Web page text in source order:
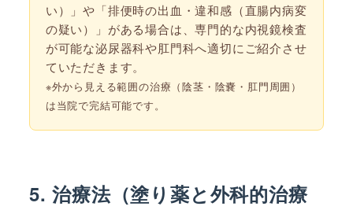
い）」や「排便時の出血・違和感（直腸内病変
の疑い）」がある場合は、専門的な内視鏡検査
が可能な泌尿器科や肛門科へ適切にご紹介させ
ていただきます。
※外から見える範囲の治療（陰茎・陰嚢・肛門周囲）
は当院で完結可能です。
5. 治療法（塗り薬と外科的治療